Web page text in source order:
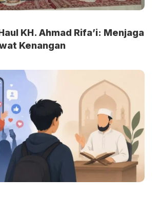
KH. Ahmad Rifa’i: Menjaga
Kenangan